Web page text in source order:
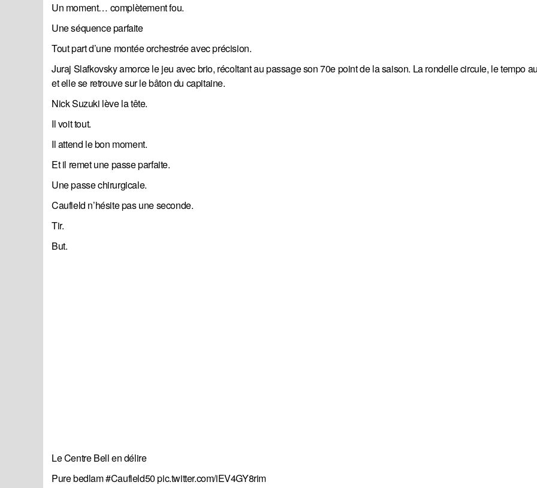
Un moment… complètement fou.
Une séquence parfaite
Tout part d’une montée orchestrée avec précision.
Juraj Slafkovsky amorce le jeu avec brio, récoltant au passage son 70e point de la saison. La rondelle circule, le tempo
et elle se retrouve sur le bâton du capitaine.
Nick Suzuki lève la tête.
Il voit tout.
Il attend le bon moment.
Et il remet une passe parfaite.
Une passe chirurgicale.
Caufield n’hésite pas une seconde.
Tir.
But.
Le Centre Bell en délire
Pure bedlam#Caufield50pic.twitter.com/iEV4GY8rim